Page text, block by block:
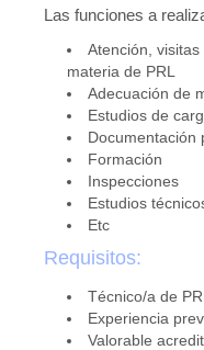
Las funciones a
Atención,
materia de PRL
Adecuación de
Estudios de
Documentación
Formación
Inspecciones
Estudios
Etc
Requisitos:
Técnico/a de
Experiencia
Valorable